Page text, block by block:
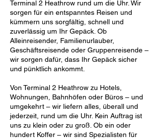
Terminal 2 Heathrow rund um die Uhr. Wir
sorgen für ein entspanntes Reisen und
kümmern uns sorgfältig, schnell und
zuverlässig um Ihr Gepäck. Ob
Alleinreisender, Familienurlauber,
Geschäftsreisende oder Gruppenreisende –
wir sorgen dafür, dass Ihr Gepäck sicher
und pünktlich ankommt.
Von Terminal 2 Heathrow zu Hotels,
Wohnungen, Bahnhöfen oder Büros – und
umgekehrt – wir liefern alles, überall und
jederzeit, rund um die Uhr. Kein Auftrag ist
uns zu klein oder zu groß. Ob ein oder
hundert Koffer – wir sind Spezialisten für